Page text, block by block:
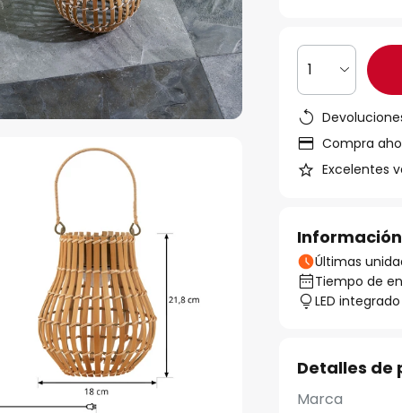
1
Compra
Excelentes
Últimas
Tiempo de
LED integrado
Detalles de
Marca